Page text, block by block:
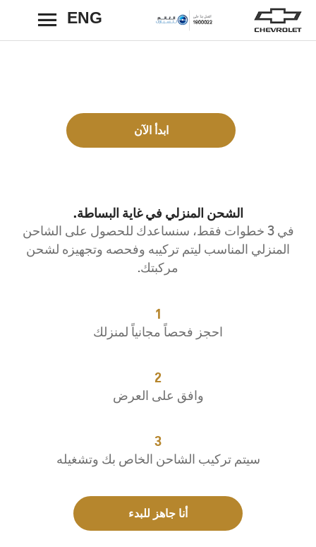
ENG رجوع
ابدأ الآن
الشحن المنزلي في غاية البساطة.
في 3 خطوات فقط، سنساعدك للحصول على الشاحن
المنزلي المناسب ليتم تركيبه وفحصه وتجهيزه لشحن
مركبتك.
1
احجز فحصاً مجانياً لمنزلك
2
وافق على العرض
3
سيتم تركيب الشاحن الخاص بك وتشغيله
أنا جاهز للبدء